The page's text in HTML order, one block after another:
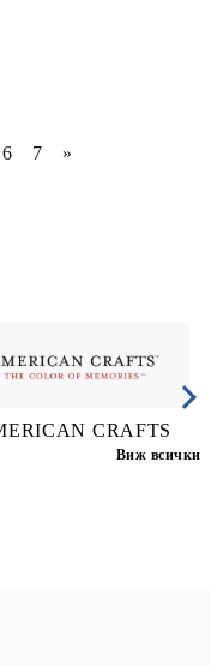
6 7 »
CRAFTS
Виж всички